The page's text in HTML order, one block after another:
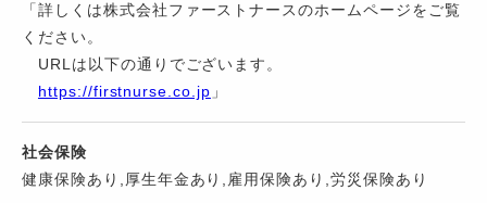
「詳しくは株式会社ファーストナースのホームページをご覧
ください。
URLは以下の通りでございます。
https://firstnurse.co.jp 」
社会保険
健康保険あり,厚生年金あり,雇用保険あり,労災保険あり